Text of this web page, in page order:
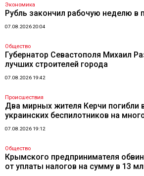
Экономика
Рубль закончил рабочую неделю в
07.08.2026 20:04
Общество
Губернатор Севастополя Михаил
лучших строителей города
07.08.2026 19:42
Происшествия
Два мирных жителя Керчи погибли
украинских беспилотников на
07.08.2026 19:12
Общество
Крымского предпринимателя
от уплаты налогов на сумму в 13